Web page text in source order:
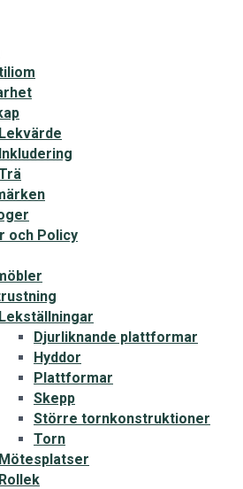
Lekvärde
Inkludering
och Policy
Lekställningar
Djurliknande plattformar
Hyddor
Plattformar
Skepp
Större tornkonstruktioner
Torn
Mötesplatser
Rollek